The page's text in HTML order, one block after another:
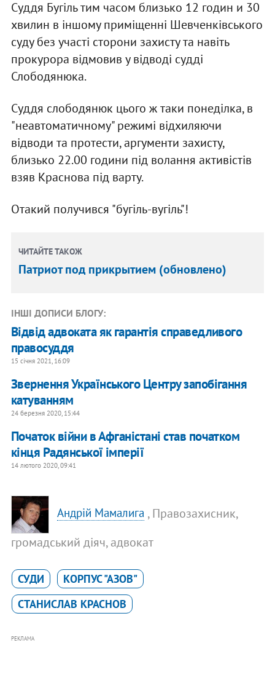
Суддя Бугіль тим часом близько 12 годин и 30
хвилин в іншому приміщенні Шевченківського
суду без участі сторони захисту та навіть
прокурора відмовив у відводі судді
Слободянюка.
Суддя слободянюк цього ж таки понеділка, в
"неавтоматичному" режимі відхиляючи
відводи та протести, аргументи захисту,
близько 22.00 години під волання активістів
взяв Краснова під варту.
Отакий получився "бугіль-вугіль"!
ЧИТАЙТЕ ТАКОЖ
Патриот под прикрытием (обновлено)
ІНШІ ДОПИСИ БЛОГУ:
Відвід адвоката як гарантія справедливого
правосуддя
15 січня 2021, 16:09
Звернення Українського Центру запобігання
катуванням
24 березня 2020, 15:44
Початок війни в Афганістані став початком
кінця Радянської імперії
14 лютого 2020, 09:41
Андрій Мамалига , Правозахисник,
громадський діяч, адвокат
СУДИ
КОРПУС "АЗОВ"
СТАНИСЛАВ КРАСНОВ
РЕКЛАМА